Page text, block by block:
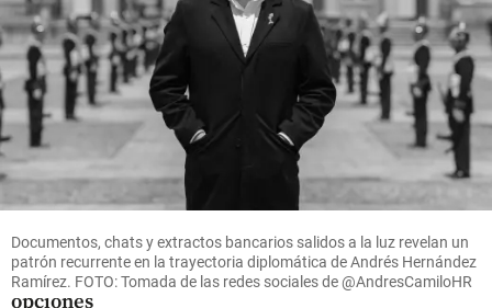
Economía
La
nómina
de las
mipymes
será más
costosa:
estas son
las
opciones
Documentos, chats y extractos bancarios salidos a la luz revelan un
patrón recurrente en la trayectoria diplomática de Andrés Hernández
Ramírez. FOTO: Tomada de las redes sociales de @AndresCamiloHR